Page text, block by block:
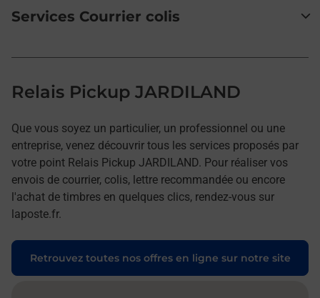
Services Courrier colis
Relais Pickup JARDILAND
Que vous soyez un particulier, un professionnel ou une
entreprise, venez découvrir tous les services proposés par
votre point Relais Pickup JARDILAND. Pour réaliser vos
envois de courrier, colis, lettre recommandée ou encore
l'achat de timbres en quelques clics, rendez-vous sur
laposte.fr.
Retrouvez toutes nos offres en ligne sur notre site